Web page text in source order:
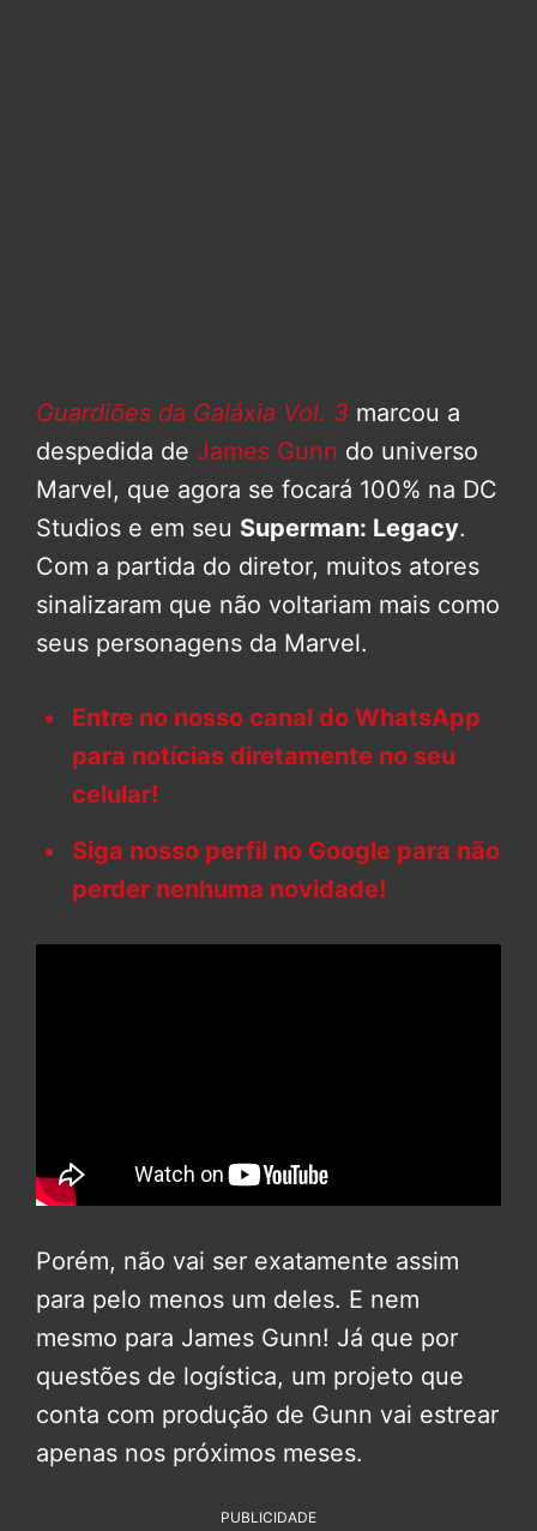
Guardiões da Galáxia Vol. 3 marcou a
despedida de James Gunn do universo
Marvel, que agora se focará 100% na DC
Studios e em seu Superman: Legacy.
Com a partida do diretor, muitos atores
sinalizaram que não voltariam mais como
seus personagens da Marvel.
Entre no nosso canal do WhatsApp
para notícias diretamente no seu
celular!
Siga nosso perfil no Google para não
perder nenhuma novidade!
Porém, não vai ser exatamente assim
para pelo menos um deles. E nem
mesmo para James Gunn! Já que por
questões de logística, um projeto que
conta com produção de Gunn vai estrear
apenas nos próximos meses.
PUBLICIDADE